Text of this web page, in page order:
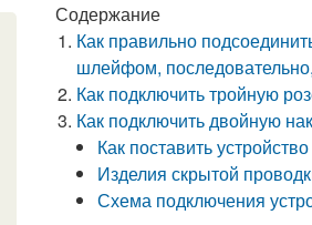
Содержание
Как правильно
шлейфом,
Как подключить тройную
Как подключить двойную
Как поставить
Изделия скрытой
Схема подключения